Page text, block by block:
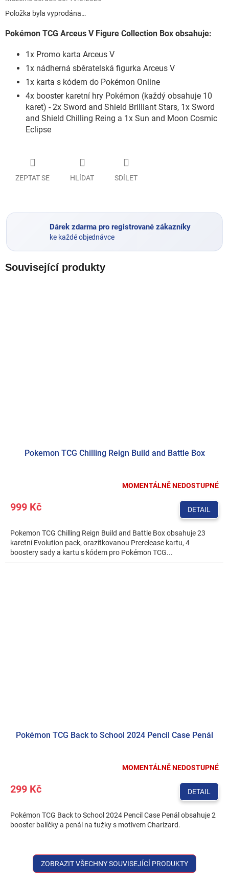
Položka byla vyprodána…
Pokémon TCG Arceus V Figure Collection Box obsahuje:
1x Promo karta Arceus V
1x nádherná sběratelská figurka Arceus V
1x karta s kódem do Pokémon Online
4x booster karetní hry Pokémon (každý obsahuje 10
karet) - 2x Sword and Shield Brilliant Stars, 1x Sword
and Shield Chilling Reing a 1x Sun and Moon Cosmic
Eclipse
ZEPTAT SE HLÍDAT SDÍLET
Dárek zdarma pro registrované zákazníky
ke každé objednávce
Související produkty
Pokemon TCG Chilling Reign Build and Battle Box
MOMENTÁLNĚ NEDOSTUPNÉ
999 Kč DETAIL
Pokemon TCG Chilling Reign Build and Battle Box obsahuje 23
karetní Evolution pack, orazítkovanou Prerelease kartu, 4
boostery sady a kartu s kódem pro Pokémon TCG...
Pokémon TCG Back to School 2024 Pencil Case Penál
MOMENTÁLNĚ NEDOSTUPNÉ
299 Kč DETAIL
Pokémon TCG Back to School 2024 Pencil Case Penál obsahuje 2
booster balíčky a penál na tužky s motivem Charizard.
ZOBRAZIT VŠECHNY SOUVISEJÍCÍ PRODUKTY